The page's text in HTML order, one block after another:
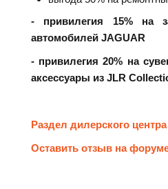
- привилегия 15% на
автомобилей JAGUAR
- привилегия 20% на
аксессуары из JLR
Раздел дилерского
Оставить отзыв на